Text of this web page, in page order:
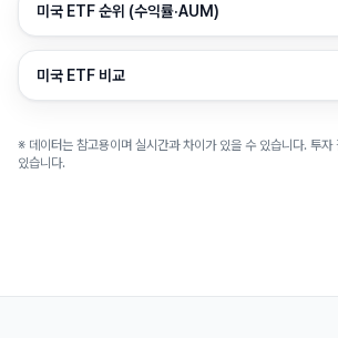
미국 ETF 순위 (수익률·AUM)
미국 ETF 비교
※ 데이터는 참고용이며 실시간과 차이가 있을 수 있습니다. 투자
있습니다.